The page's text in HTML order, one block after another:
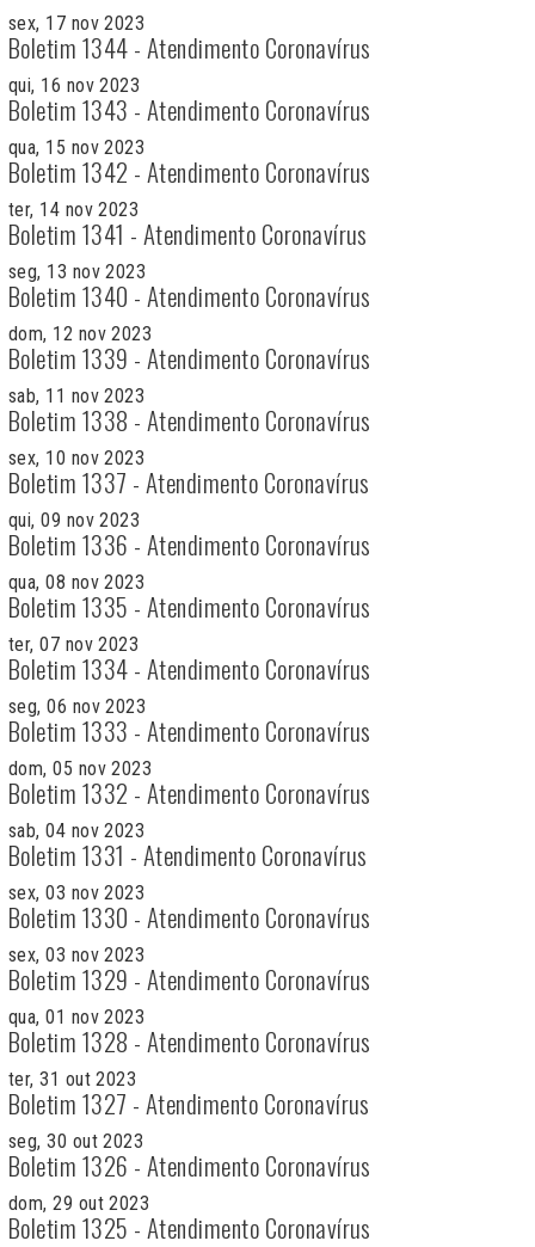
sex, 17 nov 2023
Boletim 1344 - Atendimento Coronavírus
qui, 16 nov 2023
Boletim 1343 - Atendimento Coronavírus
qua, 15 nov 2023
Boletim 1342 - Atendimento Coronavírus
ter, 14 nov 2023
Boletim 1341 - Atendimento Coronavírus
seg, 13 nov 2023
Boletim 1340 - Atendimento Coronavírus
dom, 12 nov 2023
Boletim 1339 - Atendimento Coronavírus
sab, 11 nov 2023
Boletim 1338 - Atendimento Coronavírus
sex, 10 nov 2023
Boletim 1337 - Atendimento Coronavírus
qui, 09 nov 2023
Boletim 1336 - Atendimento Coronavírus
qua, 08 nov 2023
Boletim 1335 - Atendimento Coronavírus
ter, 07 nov 2023
Boletim 1334 - Atendimento Coronavírus
seg, 06 nov 2023
Boletim 1333 - Atendimento Coronavírus
dom, 05 nov 2023
Boletim 1332 - Atendimento Coronavírus
sab, 04 nov 2023
Boletim 1331 - Atendimento Coronavírus
sex, 03 nov 2023
Boletim 1330 - Atendimento Coronavírus
sex, 03 nov 2023
Boletim 1329 - Atendimento Coronavírus
qua, 01 nov 2023
Boletim 1328 - Atendimento Coronavírus
ter, 31 out 2023
Boletim 1327 - Atendimento Coronavírus
seg, 30 out 2023
Boletim 1326 - Atendimento Coronavírus
dom, 29 out 2023
Boletim 1325 - Atendimento Coronavírus